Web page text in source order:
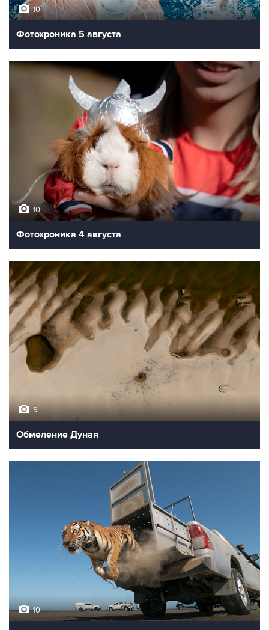
10
Фотохроника 5 августа
10
Фотохроника 4 августа
9
Обмеление Дуная
10